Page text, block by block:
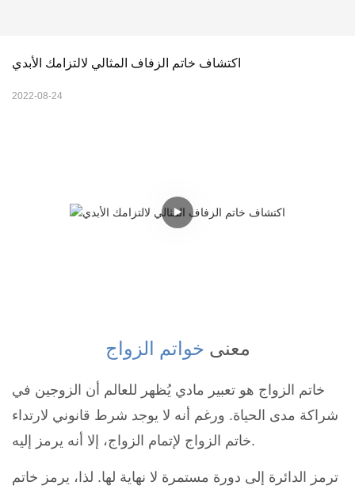
اكتشاف خاتم الزفاف المثالي لالتزامك الأبدي
2022-08-24
معنى خواتم الزواج
خاتم الزواج هو تعبير مادي يُظهر للعالم أن الزوجين في
شراكة مدى الحياة. ورغم أنه لا يوجد شرط قانوني لارتداء
خاتم الزواج لإتمام الزواج، إلا أنه يرمز إليه.
ترمز الدائرة إلى دورة مستمرة لا نهاية لها. لذا، يرمز خاتم